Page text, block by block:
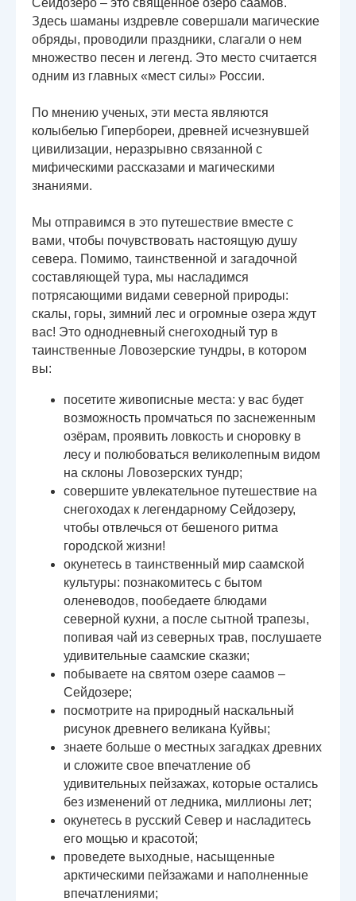
Здесь шаманы издревле совершали магические
обряды, проводили праздники, слагали о нем
множество песен и легенд. Это место считается
одним из главных «мест силы» России.
По мнению ученых, эти места являются
колыбелью Гипербореи, древней исчезнувшей
цивилизации, неразрывно связанной с
мифическими рассказами и магическими
знаниями.
Мы отправимся в это путешествие вместе с
вами, чтобы почувствовать настоящую душу
севера. Помимо, таинственной и загадочной
составляющей тура, мы насладимся
потрясающими видами северной природы:
скалы, горы, зимний лес и огромные озера ждут
вас! Это однодневный снегоходный тур в
таинственные Ловозерские тундры, в котором
вы:
посетите живописные места: у вас будет
возможность промчаться по заснеженным
озёрам, проявить ловкость и сноровку в
лесу и полюбоваться великолепным видом
на склоны Ловозерских тундр;
совершите увлекательное путешествие на
снегоходах к легендарному Сейдозеру,
чтобы отвлечься от бешеного ритма
городской жизни!
окунетесь в таинственный мир саамской
культуры: познакомитесь с бытом
оленеводов, пообедаете блюдами
северной кухни, а после сытной трапезы,
попивая чай из северных трав, послушаете
удивительные саамские сказки;
побываете на святом озере саамов –
Сейдозере;
посмотрите на природный наскальный
рисунок древнего великана Куйвы;
знаете больше о местных загадках древних
и сложите свое впечатление об
удивительных пейзажах, которые остались
без изменений от ледника, миллионы лет;
окунетесь в русский Север и насладитесь
его мощью и красотой;
проведете выходные, насыщенные
арктическими пейзажами и наполненные
впечатлениями;